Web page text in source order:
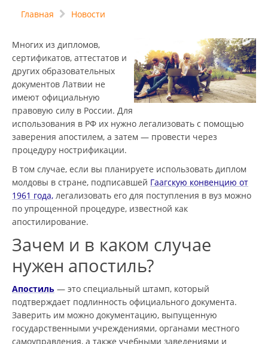
Главная Новости
Многих из дипломов,
сертификатов, аттестатов и
других образовательных
документов Латвии не
имеют официальную
правовую силу в России. Для
использования в РФ их нужно легализовать с помощью
заверения апостилем, а затем — провести через
процедуру нострификации.
В том случае, если вы планируете использовать диплом
молдовы в стране, подписавшей Гаагскую конвенцию от
1961 года, легализовать его для поступления в вуз можно
по упрощенной процедуре, известной как
апостилирование.
Зачем и в каком случае
нужен апостиль?
Апостиль — это специальный штамп, который
подтверждает подлинность официального документа.
Заверить им можно документацию, выпущенную
государственными учреждениями, органами местного
самоуправления, а также учебными заведениями и